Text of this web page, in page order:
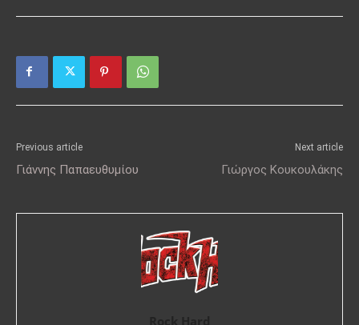
Previous article
Γιάννης Παπαευθυμίου
Next article
Γιώργος Κουκουλάκης